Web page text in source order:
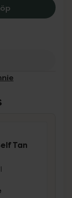
Mr & Mrs
Tan